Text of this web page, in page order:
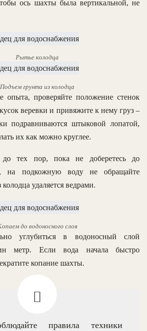
ось шахты была вертикальной, не
Рытье колодца
Подъем грунта из колодца
опыта, проверяйте положение стенок
веревки и привяжите к нему груз –
подравниваются штыковой лопатой,
их как можно круглее.
до тех пор, пока не доберетесь до
на подкожную воду не обращайте
удаляется ведрами.
до водоносного слоя
углубиться в водоносный слой
метр. Если вода начала быстро
копание шахты.
правила техники